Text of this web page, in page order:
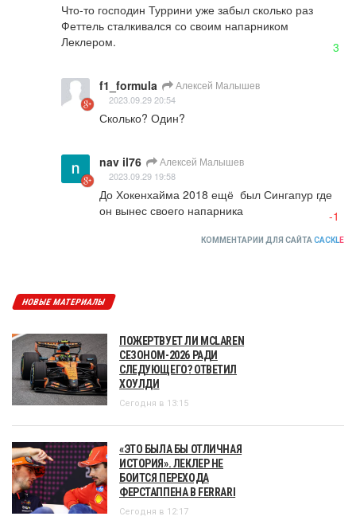
Что-то господин Туррини уже забыл сколько раз
Феттель сталкивался со своим напарником
Леклером.
3
f1_formula Алексей Малышев
2023.09.29 20:54
Сколько? Один?
nav il76 Алексей Малышев
2023.09.29 19:58
До Хокенхайма 2018 ещё  был Сингапур где
он вынес своего напарника
-1
КОММЕНТАРИИ ДЛЯ САЙТА CACKLE
НОВЫЕ МАТЕРИАЛЫ
ПОЖЕРТВУЕТ ЛИ MCLAREN
СЕЗОНОМ-2026 РАДИ
СЛЕДУЮЩЕГО? ОТВЕТИЛ
ХОУЛДИ
Сегодня в 13:15
«ЭТО БЫЛА БЫ ОТЛИЧНАЯ
ИСТОРИЯ». ЛЕКЛЕР НЕ
БОИТСЯ ПЕРЕХОДА
ФЕРСТАППЕНА В FERRARI
Сегодня в 12:17